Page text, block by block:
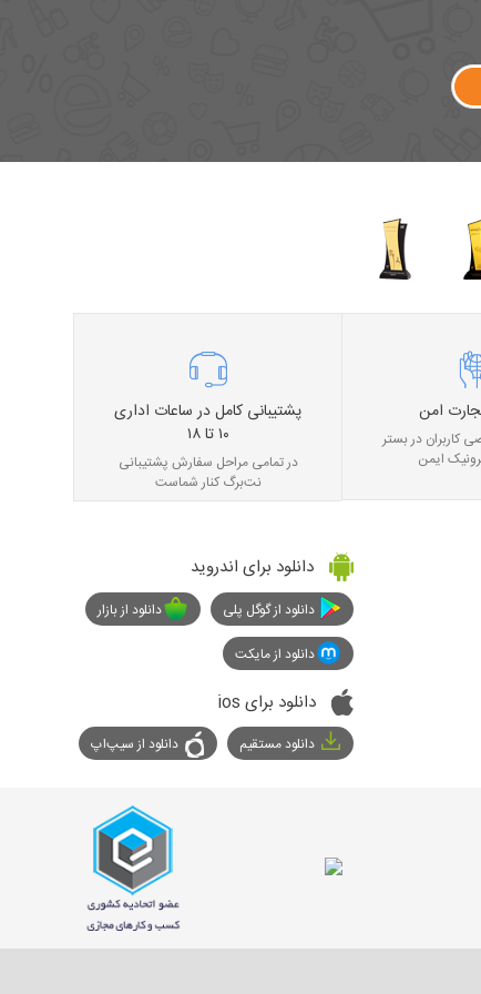
امن
در بستر
ایمن
پشتیبانی کامل در ساعات اداری
۱۰ تا ۱۸
در تمامی مراحل سفارش پشتیبانی
نت‌برگ کنار شماست
دانلود برای اندروید
دانلود از گوگل پلی
دانلود از بازار
دانلود از مایکت
دانلود برای ios
دانلود مستقیم دانلود از سیپ‌اپ